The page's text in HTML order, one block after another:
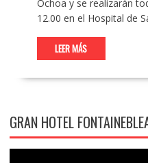
Ochoa y se realizarán
12.00 en el Hospital de
LEER MÁS
GRAN HOTEL